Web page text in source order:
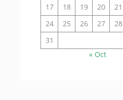
17
18 19 20 21
24
25 26 27 28
31
« Oct